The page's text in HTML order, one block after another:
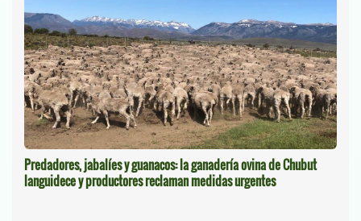
Predadores, jabalíes y guanacos: la ganadería ovina de Chubut
languidece y productores reclaman medidas urgentes